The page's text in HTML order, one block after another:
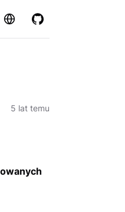
Strona GitHub
5 lat temu